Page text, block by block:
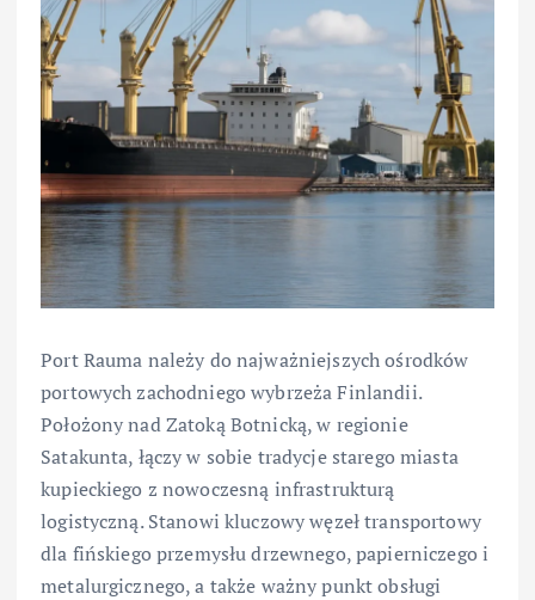
Port Rauma należy do najważniejszych ośrodków
portowych zachodniego wybrzeża Finlandii.
Położony nad Zatoką Botnicką, w regionie
Satakunta, łączy w sobie tradycje starego miasta
kupieckiego z nowoczesną infrastrukturą
logistyczną. Stanowi kluczowy węzeł transportowy
dla fińskiego przemysłu drzewnego, papierniczego i
metalurgicznego, a także ważny punkt obsługi